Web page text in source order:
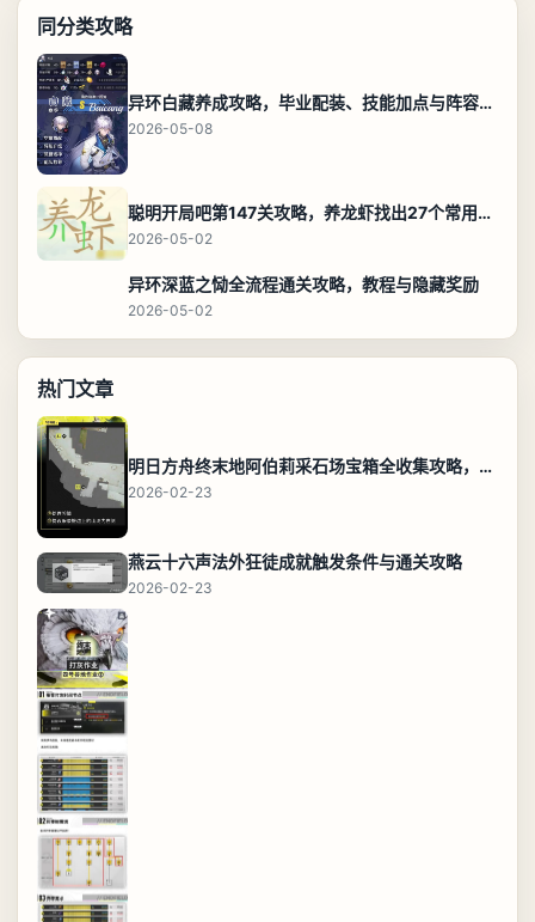
同分类攻略
异环白藏养成攻略，毕业配装、技能加点与阵容搭配保姆级解析
2026-05-08
聪明开局吧第147关攻略，养龙虾找出27个常用字通关答案
2026-05-02
异环深蓝之恸全流程通关攻略，教程与隐藏奖励
2026-05-02
热门文章
明日方舟终末地阿伯莉采石场宝箱全收集攻略，全点位分布图与路线
2026-02-23
燕云十六声法外狂徒成就触发条件与通关攻略
2026-02-23